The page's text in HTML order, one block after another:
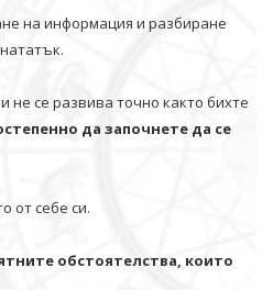
на информация и разбиране
не се развива точно както бихте
да започнете да се
от себе си.
обстоятелства, които